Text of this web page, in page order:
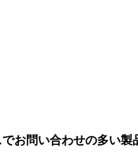
でお問い合わせの多い製